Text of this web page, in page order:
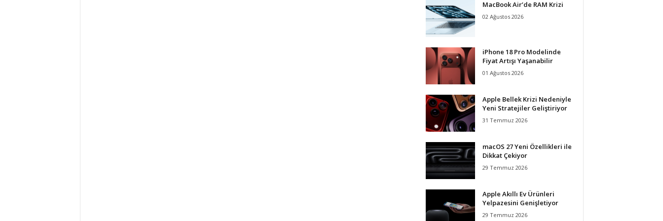
MacBook Air’de RAM Krizi
02 Ağustos 2026
iPhone 18 Pro Modelinde
Fiyat Artışı Yaşanabilir
01 Ağustos 2026
Apple Bellek Krizi Nedeniyle
Yeni Stratejiler Geliştiriyor
31 Temmuz 2026
macOS 27 Yeni Özellikleri ile
Dikkat Çekiyor
29 Temmuz 2026
Apple Akıllı Ev Ürünleri
Yelpazesini Genişletiyor
29 Temmuz 2026